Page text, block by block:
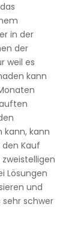
in der
der
weil es
kann
kann, kann
Kauf
Lösungen
und
sehr schwer